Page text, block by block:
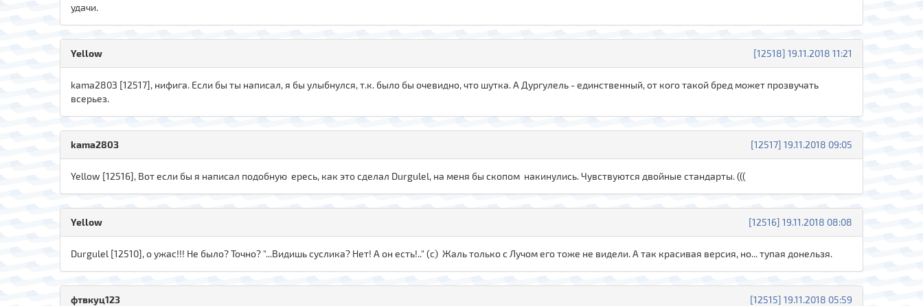
удачи.
[12518] 19.11.2018 11:21
Yellow
kаma280З [12517], нифига. Если бы ты написал, я бы улыбнулся, т.к. было бы очевидно, что шутка. А Дургулель - единственный, от кого такой бред может прозвучать
всерьез.
[12517] 19.11.2018 09:05
kаma280З
Yellow [12516], Вот если бы я написал подобную ересь, как это сделал Durgulel, на меня бы скопом накинулись. Чувствуются двойные стандарты. (((
[12516] 19.11.2018 08:08
Yellow
Durgulel [12510], о ужас!!! Не было? Точно? "...Видишь суслика? Нет! А он есть!.." (с) Жаль только с Лучом его тоже не видели. А так красивая версия, но... тупая донельзя.
[12515] 19.11.2018 05:59
фтвкуц123